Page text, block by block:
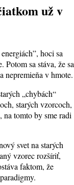
už v
hoci sa
Potom sa stáva, že sa
nepremieňa v hmote.
„chybách“
starých vzorcoch,
na tomto by sme radi
svet na starých
vzorec rozšíriť,
faktom, že